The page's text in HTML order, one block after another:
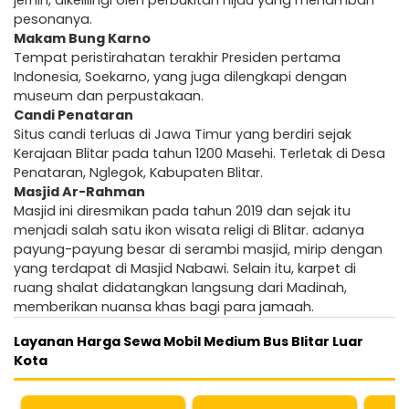
pesonanya.
Makam Bung Karno
Tempat peristirahatan terakhir Presiden pertama
Indonesia, Soekarno, yang juga dilengkapi dengan
museum dan perpustakaan.
Candi Penataran
Situs candi terluas di Jawa Timur yang berdiri sejak
Kerajaan Blitar pada tahun 1200 Masehi. Terletak di Desa
Penataran, Nglegok, Kabupaten Blitar.
Masjid Ar-Rahman
Masjid ini diresmikan pada tahun 2019 dan sejak itu
menjadi salah satu ikon wisata religi di Blitar. adanya
payung-payung besar di serambi masjid, mirip dengan
yang terdapat di Masjid Nabawi. Selain itu, karpet di
ruang shalat didatangkan langsung dari Madinah,
memberikan nuansa khas bagi para jamaah.
Layanan Harga Sewa Mobil Medium Bus Blitar Luar
Kota